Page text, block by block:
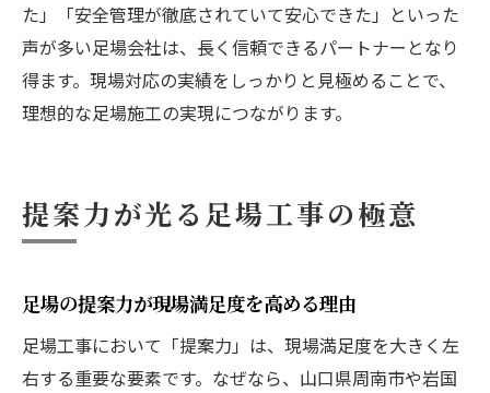
た」「安全管理が徹底されていて安心できた」といった
声が多い足場会社は、長く信頼できるパートナーとなり
得ます。現場対応の実績をしっかりと見極めることで、
理想的な足場施工の実現につながります。
提案力が光る足場工事の極意
足場の提案力が現場満足度を高める理由
足場工事において「提案力」は、現場満足度を大きく左
右する重要な要素です。なぜなら、山口県周南市や岩国